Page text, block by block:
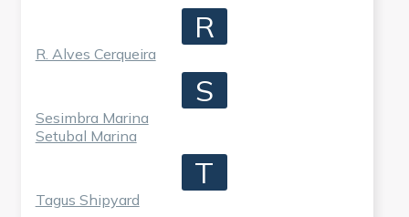
R
R. Alves Cerqueira
S
Sesimbra Marina
Setubal Marina
T
Tagus Shipyard